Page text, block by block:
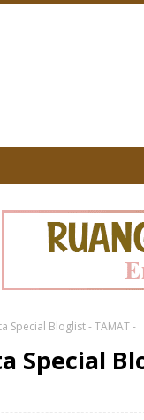
Special Bloglist - TAMAT -
Special